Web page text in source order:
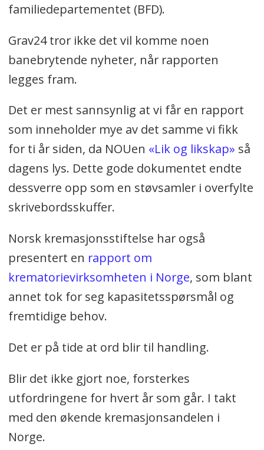
familiedepartementet (BFD).
Grav24 tror ikke det vil komme noen
banebrytende nyheter, når rapporten
legges fram.
Det er mest sannsynlig at vi får en rapport
som inneholder mye av det samme vi fikk
for ti år siden, da NOUen «Lik og likskap» så
dagens lys. Dette gode dokumentet endte
dessverre opp som en støvsamler i overfylte
skrivebordsskuffer.
Norsk kremasjonsstiftelse har også
presentert en rapport om
krematorievirksomheten i Norge, som blant
annet tok for seg kapasitetsspørsmål og
fremtidige behov.
Det er på tide at ord blir til handling.
Blir det ikke gjort noe, forsterkes
utfordringene for hvert år som går. I takt
med den økende kremasjonsandelen i
Norge.